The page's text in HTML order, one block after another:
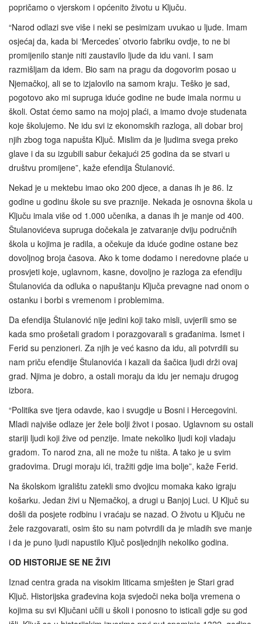
popričamo o vjerskom i općenito životu u Ključu.
“Narod odlazi sve više i neki se pesimizam uvukao u ljude. Imam
osjećaj da, kada bi ‘Mercedes’ otvorio fabriku ovdje, to ne bi
promijenilo stanje niti zaustavilo ljude da idu vani. I sam
razmišljam da idem. Bio sam na pragu da dogovorim posao u
Njemačkoj, ali se to izjalovilo na samom kraju. Teško je sad,
pogotovo ako mi supruga iduće godine ne bude imala normu u
školi. Ostat ćemo samo na mojoj plaći, a imamo dvoje studenata
koje školujemo. Ne idu svi iz ekonomskih razloga, ali dobar broj
njih zbog toga napušta Ključ. Mislim da je ljudima svega preko
glave i da su izgubili sabur čekajući 25 godina da se stvari u
društvu promijene”, kaže efendija Štulanović.
Nekad je u mektebu imao oko 200 djece, a danas ih je 86. Iz
godine u godinu škole su sve praznije. Nekada je osnovna škola u
Ključu imala više od 1.000 učenika, a danas ih je manje od 400.
Štulanovićeva supruga dočekala je zatvaranje dviju područnih
škola u kojima je radila, a očekuje da iduće godine ostane bez
dovoljnog broja časova. Ako k tome dodamo i neredovne plaće u
prosvjeti koje, uglavnom, kasne, dovoljno je razloga za efendiju
Štulanovića da odluka o napuštanju Ključa prevagne nad onom o
ostanku i borbi s vremenom i problemima.
Da efendija Štulanović nije jedini koji tako misli, uvjerili smo se
kada smo prošetali gradom i porazgovarali s građanima. Ismet i
Ferid su penzioneri. Za njih je već kasno da idu, ali potvrdili su
nam priču efendije Štulanovića i kazali da šačica ljudi drži ovaj
grad. Njima je dobro, a ostali moraju da idu jer nemaju drugog
izbora.
“Politika sve tjera odavde, kao i svugdje u Bosni i Hercegovini.
Mladi najviše odlaze jer žele bolji život i posao. Uglavnom su ostali
stariji ljudi koji žive od penzije. Imate nekoliko ljudi koji vladaju
gradom. To narod zna, ali ne može tu ništa. A tako je u svim
gradovima. Drugi moraju ići, tražiti gdje ima bolje”, kaže Ferid.
Na školskom igralištu zatekli smo dvojicu momaka kako igraju
košarku. Jedan živi u Njemačkoj, a drugi u Banjoj Luci. U Ključ su
došli da posjete rodbinu i vraćaju se nazad. O životu u Ključu ne
žele razgovarati, osim što su nam potvrdili da je mladih sve manje
i da je puno ljudi napustilo Ključ posljednjih nekoliko godina.
OD HISTORIJE SE NE ŽIVI
Iznad centra grada na visokim liticama smješten je Stari grad
Ključ. Historijska građevina koja svjedoči neka bolja vremena o
kojima su svi Ključani učili u školi i ponosno to isticali gdje su god